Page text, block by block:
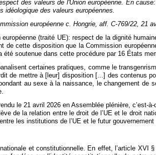
des valeurs de l'Union européenne. En
idéologique des valeurs européennes.
européenne c. Hongrie, aff. C-769/22, 21
(traité UE): respect de la dignité
cette disposition que la Commission
soutenue dans cette procédure par 16 États
certaines pratiques, comme le
de mettre à [leur] disposition [...] des contenus
au sexe à la naissance, le changement
le 21 avril 2026 en Assemblée plénière,
de la relation entre le droit de l’UE et le droit
les institutions de l’UE et le futur
et constitutionnelle. En effet, l’article